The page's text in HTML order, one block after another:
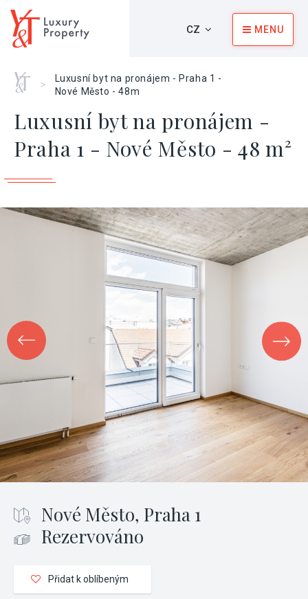
CZ MENU
Home
>
Luxusní byt na pronájem - Praha 1 -
Nové Město - 48m
Luxusní byt na pronájem -
Praha 1 - Nové Město - 48 m²
Nové Město, Praha 1
Rezervováno
Přidat k oblíbeným